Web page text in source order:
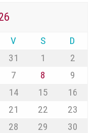
V S
D
31 1
2
7 8
9
14 15
16
21 22
23
28 29
30